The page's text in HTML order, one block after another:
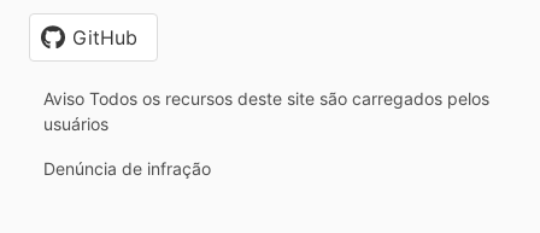
GitHub
Aviso Todos os recursos deste site são carregados pelos
usuários
Denúncia de infração